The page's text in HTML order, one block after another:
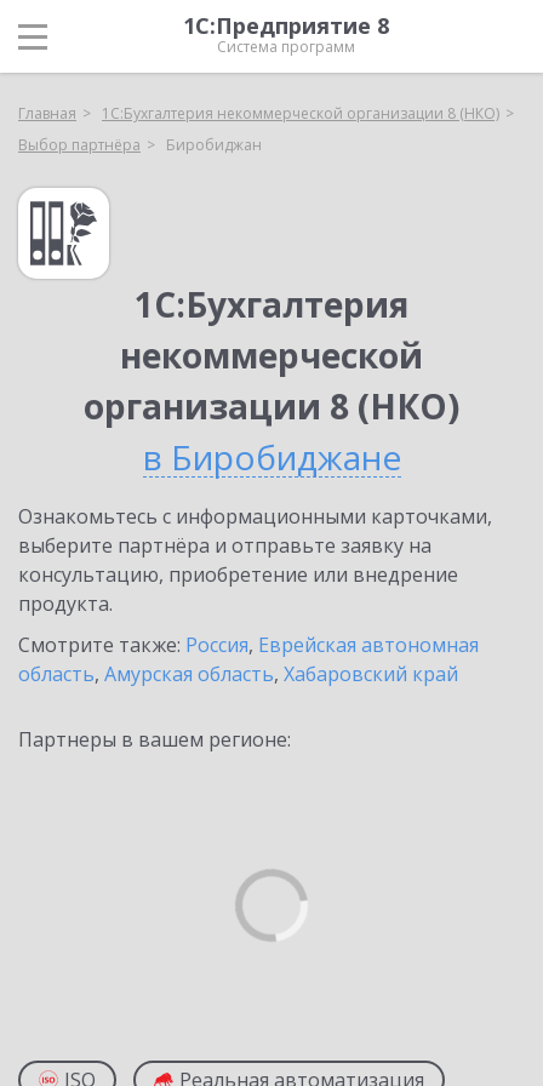
1С:Предприятие 8
Система программ
Главная
1С:Бухгалтерия некоммерческой организации 8 (НКО)
Выбор партнёра
Биробиджан
1С:Бухгалтерия
некоммерческой
организации 8 (НКО)
в Биробиджане
Ознакомьтесь с информационными карточками,
выберите партнёра и отправьте заявку на
консультацию, приобретение или внедрение
продукта.
Смотрите также: Россия, Еврейская автономная
область, Амурская область, Хабаровский край
Партнеры в вашем регионе:
ISO Реальная автоматизация